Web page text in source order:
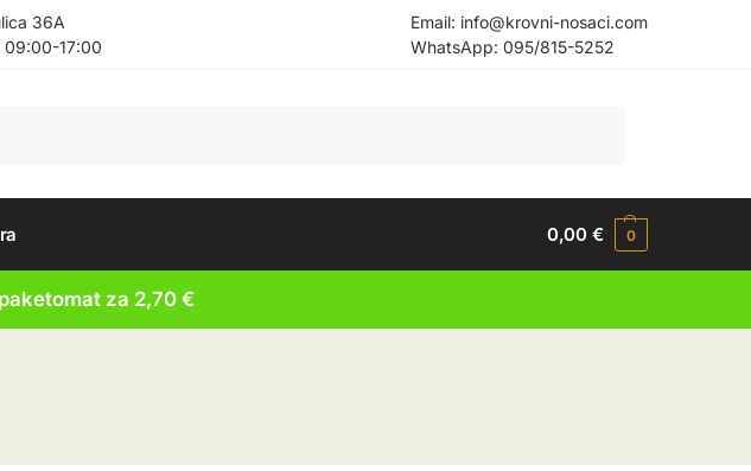
36A
09:00-17:00
Email: info@krovni-nosaci.com
WhatsApp: 095/815-5252
0,00€ 0
za 2,70 €